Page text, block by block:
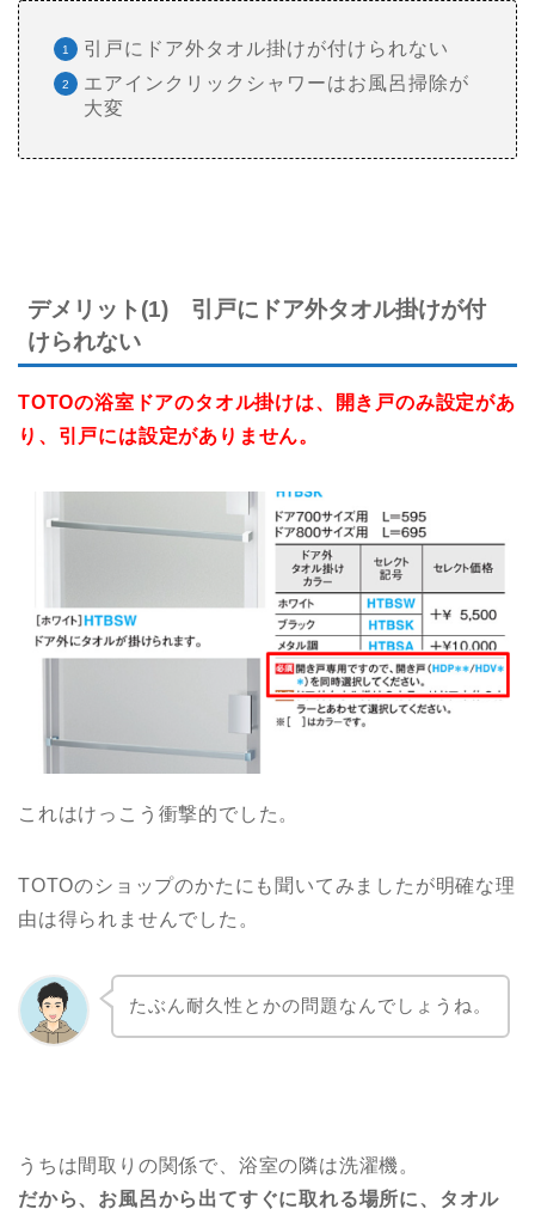
引戸にドア外タオル掛けが付けられない
エアインクリックシャワーはお風呂掃除が
大変
デメリット(1) 引戸にドア外タオル掛けが付
けられない
TOTOの浴室ドアのタオル掛けは、開き戸のみ設定があ
り、引戸には設定がありません。
これはけっこう衝撃的でした。
TOTOのショップのかたにも聞いてみましたが明確な理
由は得られませんでした。
たぶん耐久性とかの問題なんでしょうね。
うちは間取りの関係で、浴室の隣は洗濯機。
だから、お風呂から出てすぐに取れる場所に、タオル